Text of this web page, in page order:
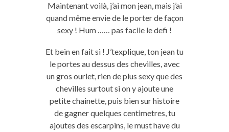
Maintenant voilà, j’ai mon jean, mais j’ai
quand même envie de le porter de façon
sexy ! Hum …… pas facile le defi !
Et bein en fait si ! J’texplique, ton jean tu
le portes au dessus des chevilles, avec
un gros ourlet, rien de plus sexy que des
chevilles surtout si on y ajoute une
petite chainette, puis bien sur histoire
de gagner quelques centimetres, tu
ajoutes des escarpins, le must have du